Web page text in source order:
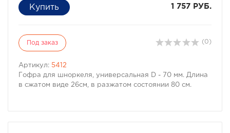
1 757 РУБ.
Под заказ (0)
Артикул: 5412
Гофра для шноркеля, универсальная D - 70 мм. Длина
в сжатом виде 26см, в разжатом состоянии 80 см.